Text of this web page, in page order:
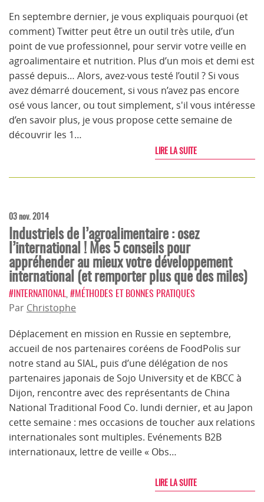
En septembre dernier, je vous expliquais pourquoi (et
comment) Twitter peut être un outil très utile, d’un
point de vue professionnel, pour servir votre veille en
agroalimentaire et nutrition. Plus d’un mois et demi est
passé depuis… Alors, avez-vous testé l’outil ? Si vous
avez démarré doucement, si vous n’avez pas encore
osé vous lancer, ou tout simplement, s'il vous intéresse
d’en savoir plus, je vous propose cette semaine de
découvrir les 1…
LIRE LA SUITE
03 nov. 2014
Industriels de l’agroalimentaire : osez
l’international ! Mes 5 conseils pour
appréhender au mieux votre développement
international (et remporter plus que des miles)
#INTERNATIONAL #MÉTHODES ET BONNES PRATIQUES
Par Christophe
Déplacement en mission en Russie en septembre,
accueil de nos partenaires coréens de FoodPolis sur
notre stand au SIAL, puis d’une délégation de nos
partenaires japonais de Sojo University et de KBCC à
Dijon, rencontre avec des représentants de China
National Traditional Food Co. lundi dernier, et au Japon
cette semaine : mes occasions de toucher aux relations
internationales sont multiples. Evénements B2B
internationaux, lettre de veille « Obs…
LIRE LA SUITE